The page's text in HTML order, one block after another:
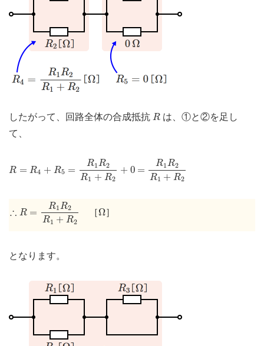
したがって、回路全体の合成抵抗 R
R は、①と②を足し
て、
R = R4 + R5 =
R1R2
R1 + R2
+ 0
R1 +R
=
R1R2
R1 + R2
R2 R1
∴ R =
R1R2
R1 + R2
R2 R1
［Ω
Ω］
となります。